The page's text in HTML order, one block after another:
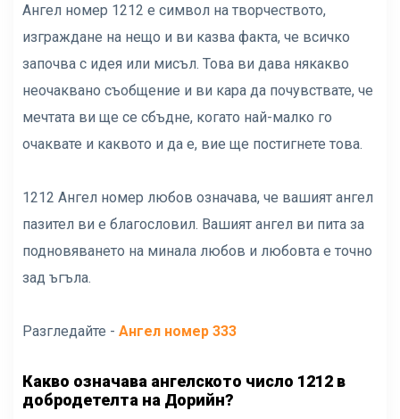
Ангел номер 1212 е символ на творчеството,
изграждане на нещо и ви казва факта, че всичко
започва с идея или мисъл. Това ви дава някакво
неочаквано съобщение и ви кара да почувствате, че
мечтата ви ще се сбъдне, когато най-малко го
очаквате и каквото и да е, вие ще постигнете това.
1212 Ангел номер любов означава, че вашият ангел
пазител ви е благословил. Вашият ангел ви пита за
подновяването на минала любов и любовта е точно
зад ъгъла.
Разгледайте - Ангел номер 333
Какво означава ангелското число 1212 в
добродетелта на Дорийн?